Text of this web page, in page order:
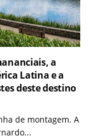
a
Latina e a
deste destino
de montagem. A